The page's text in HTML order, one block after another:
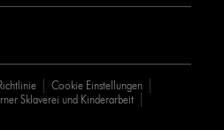
Cookie Einstellungen
Sklaverei und Kinderarbeit